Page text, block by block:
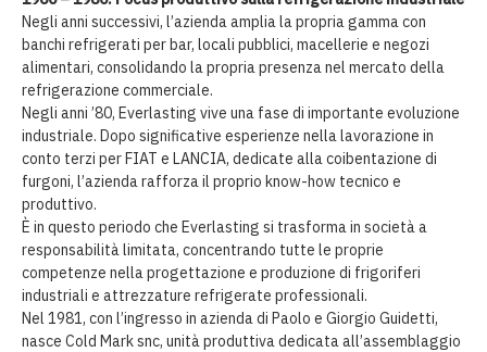
Negli anni successivi, l’azienda amplia la propria gamma con
banchi refrigerati per bar, locali pubblici, macellerie e negozi
alimentari, consolidando la propria presenza nel mercato della
refrigerazione commerciale.
Negli anni ’80, Everlasting vive una fase di importante evoluzione
industriale. Dopo significative esperienze nella lavorazione in
conto terzi per FIAT e LANCIA, dedicate alla coibentazione di
furgoni, l’azienda rafforza il proprio know-how tecnico e
produttivo.
È in questo periodo che Everlasting si trasforma in società a
responsabilità limitata, concentrando tutte le proprie
competenze nella progettazione e produzione di frigoriferi
industriali e attrezzature refrigerate professionali.
Nel 1981, con l’ingresso in azienda di Paolo e Giorgio Guidetti,
nasce Cold Mark snc, unità produttiva dedicata all’assemblaggio